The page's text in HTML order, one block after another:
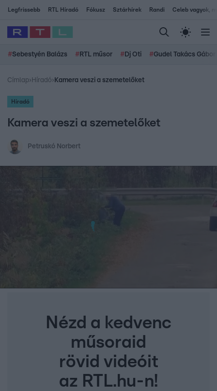
Legfrissebb RTL Híradó Fókusz Sztárhírek Randi Celeb vagyok,
#Sebestyén Balázs # RTL műsor # Dj Oti #Gudel Takács Gábor
Címlap› Híradó› Kamera veszi a szemetelőket
Híradó
Kamera veszi a szemetelőket
Petruskó Norbert
Nézd a kedvenc
műsoraid
rövid videóit
az RTL.hu-n!